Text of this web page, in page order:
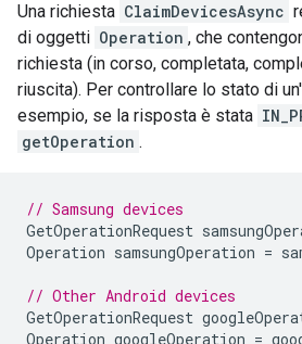
Una richiesta ClaimDevicesAsync
di oggetti Operation , che
richiesta (in corso, completata,
riuscita). Per controllare lo stato di
esempio, se la risposta è stata
getOperation .
// Samsung devices
GetOperationRequest
Operation samsungOperation =
// Other Android devices
GetOperationRequest
Operation googleOperation =